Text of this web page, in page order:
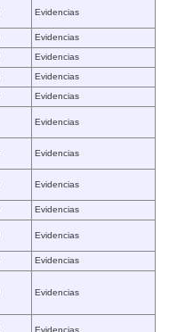
Evidencias
Evidencias
Evidencias
Evidencias
Evidencias
Evidencias
Evidencias
Evidencias
Evidencias
Evidencias
Evidencias
Evidencias
Evidencias